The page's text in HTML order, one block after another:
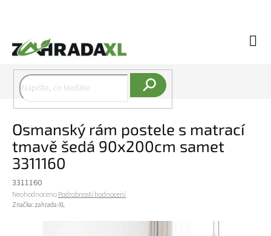
Osmanský rám postele s matrací
tmavě šedá 90x200cm samet
3311160
3311160
Průměrné hodnocení produktu je 0,0 z 5 hvězdiček.
NeohodnocenoPodrobnosti hodnocení
Značka: zahrada-XL